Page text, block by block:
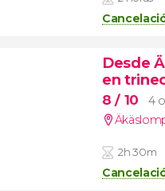
Desde
en
8/ 10
4
2h 30m